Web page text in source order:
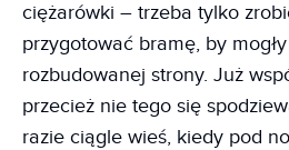
ciężarówki – trzeba tylko
przygotować bramę, by
rozbudowanej strony. Już
przecież nie tego się
razie ciągle wieś, kiedy pod